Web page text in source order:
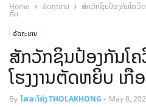
Home ລັດຖະບານ ສັກວັກຊິນປ້ອງກັນໂຄວິດ
ຄົນ
ລັດຖະບານ
ສັກວັກຊິນປ້ອງກັນໂຄ
ໂຮງງານຕັດຫຍິບ ເ
By ໂທລະໂຄ່ງ THOLAKHONG - May 8,